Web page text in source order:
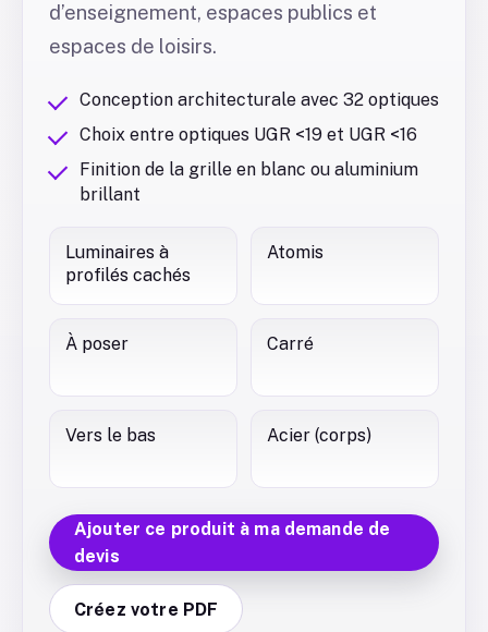
d’enseignement, espaces publics et
espaces de loisirs.
Conception architecturale avec 32 optiques
Choix entre optiques UGR <19 et UGR <16
Finition de la grille en blanc ou aluminium
brillant
Luminaires à
profilés cachés
Atomis
À poser Carré
Vers le bas Acier (corps)
Ajouter ce produit à ma demande de
devis
Créez votre PDF